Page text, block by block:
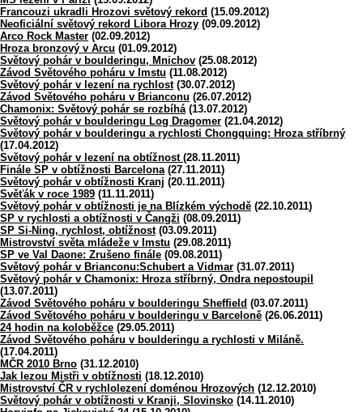
Francouzi ukradli Hrozovi světový rekord (15.09.2012)
Neoficiální světový rekord Libora Hrozy (09.09.2012)
Arco Rock Master (02.09.2012)
Hroza bronzový v Arcu (01.09.2012)
Světový pohár v boulderingu, Mnichov (25.08.2012)
Závod Světového poháru v Imstu (11.08.2012)
Světový pohár v lezení na rychlost(30.07.2012)
Závod Světového poháru v Brianconu (26.07.2012)
Chamonix: Světový pohár se rozbíhá (13.07.2012)
Světový pohár v boulderingu Log Dragomer (21.04.2012)
Světový pohár v boulderingu a rychlosti Chongquing: Hroza stříbrný
(17.04.2012)
Světový pohár v lezení na obtížnost (28.11.2011)
Finále SP v obtížnosti Barcelona (27.11.2011)
Světový pohár v obtížnosti Kranj (20.11.2011)
Svěťák v roce 1989 (11.11.2011)
Světový pohár v obtížnosti je na Blízkém východě (22.10.2011)
SP v rychlosti a obtížnosti v Čangži (08.09.2011)
SP Si-Ning, rychlost, obtížnost(03.09.2011)
Mistrovství světa mládeže v Imstu (29.08.2011)
SP ve Val Daone: Zrušeno finále (09.08.2011)
Světový pohár v Brianconu:Schubert a Vidmar (31.07.2011)
Světový pohár v Chamonix: Hroza stříbrný, Ondra nepostoupil
(13.07.2011)
Závod Světového poháru v boulderingu Sheffield (03.07.2011)
Závod Světového poháru v boulderingu v Barceloně (26.06.2011)
24 hodin na koloběžce (29.05.2011)
Závod Světového poháru v boulderingu a rychlosti v Miláně.
(17.04.2011)
MČR 2010 Brno (31.12.2010)
Jak lezou Mistři v obtížnosti (18.12.2010)
Mistrovství ČR v rychlolezení doménou Hrozových (12.12.2010)
Světový pohár v obtížnosti v Kranji, Slovinsko (14.11.2010)